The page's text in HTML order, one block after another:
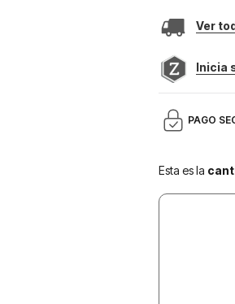
Ver
Inicia
PAGO
Esta es la